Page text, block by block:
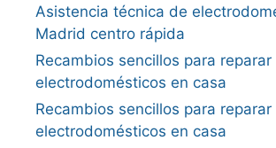
Asistencia técnica de
Madrid centro rápida
Recambios sencillos para reparar
electrodomésticos en casa
Recambios sencillos para reparar
electrodomésticos en casa